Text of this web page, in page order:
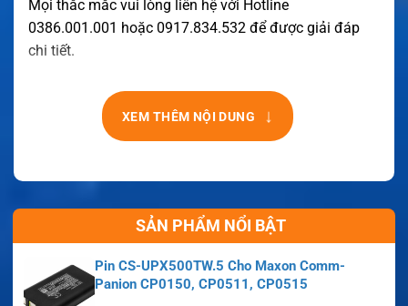
Mọi thắc mắc vui lòng liên hệ với Hotline
0386.001.001 hoặc 0917.834.532 để được giải đáp
chi tiết.
XEM THÊM NỘI DUNG ↓
SẢN PHẨM NỔI BẬT
Pin CS-UPX500TW.5 Cho Maxon Comm-
Panion CP0150, CP0511, CP0515